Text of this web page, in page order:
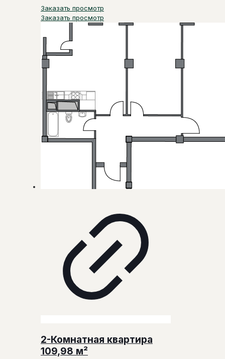
Заказать просмотр
Заказать просмотр
2-Комнатная квартира
109,98 м²